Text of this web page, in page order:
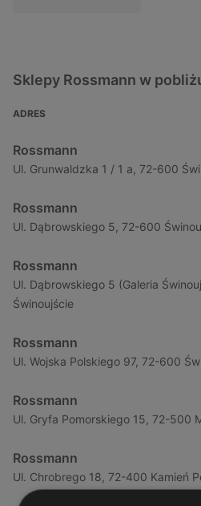
Sklepy Rossmann w
ADRES
Rossmann
Ul. Grunwaldzka 1 / 1 a, 72-600
Rossmann
Ul. Dąbrowskiego 5, 72-600
Rossmann
Ul. Dąbrowskiego 5 (Galeria
Świnoujście
Rossmann
Ul. Wojska Polskiego 97, 72-600
Rossmann
Ul. Gryfa Pomorskiego 15, 72-500
Rossmann
Ul. Chrobrego 18, 72-400 Kamień